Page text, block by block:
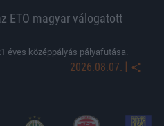
ETO magyar válogatott
éves középpályás pályafutása.
2026.08.07. |